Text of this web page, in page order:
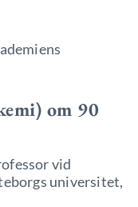
om 90
vid
universitet,